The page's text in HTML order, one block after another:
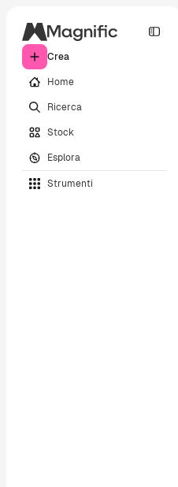
Crea
Home
Ricerca
Stock
Esplora
Strumenti